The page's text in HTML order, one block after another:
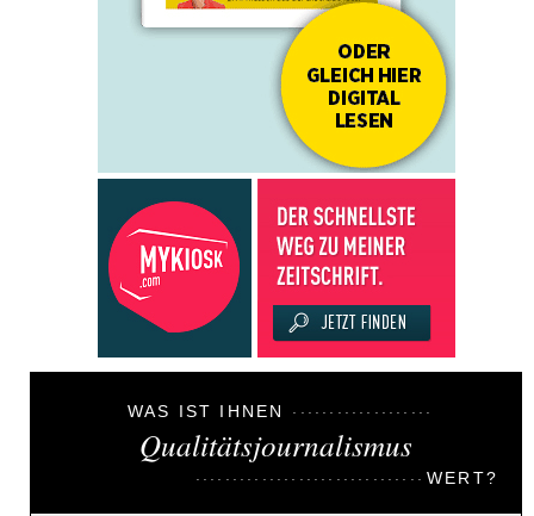
WAS IST IHNEN
Qualitätsjournalismus
WERT?